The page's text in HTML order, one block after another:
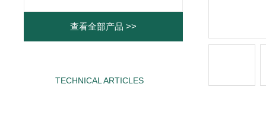
查看全部产品 >>
TECHNICAL ARTICLES